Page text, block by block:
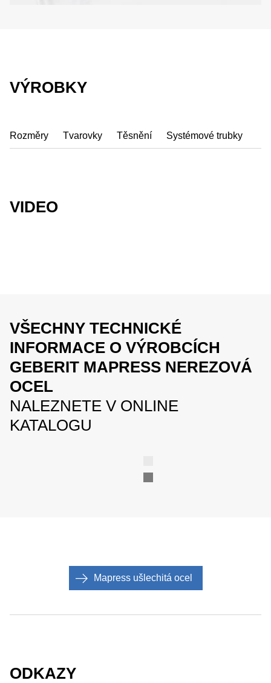
VÝROBKY
Rozměry Tvarovky Těsnění Systémové trubky
VIDEO
VŠECHNY TECHNICKÉ
INFORMACE O VÝROBCÍCH
GEBERIT MAPRESS NEREZOVÁ
OCEL
NALEZNETE V ONLINE
KATALOGU
Mapress ušlechitá ocel
ODKAZY